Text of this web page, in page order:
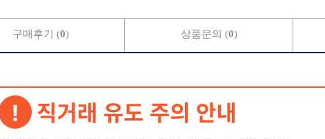
구매후기 (0) 상품문의 (0)